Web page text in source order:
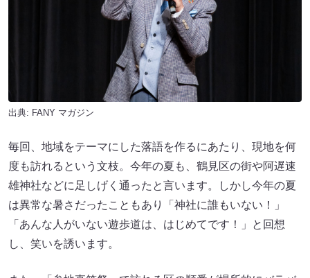
出典: FANY マガジン
毎回、地域をテーマにした落語を作るにあたり、現地を何
度も訪れるという文枝。今年の夏も、鶴見区の街や阿遅速
雄神社などに足しげく通ったと言います。しかし今年の夏
は異常な暑さだったこともあり「神社に誰もいない！」
「あんな人がいない遊歩道は、はじめてです！」と回想
し、笑いを誘います。